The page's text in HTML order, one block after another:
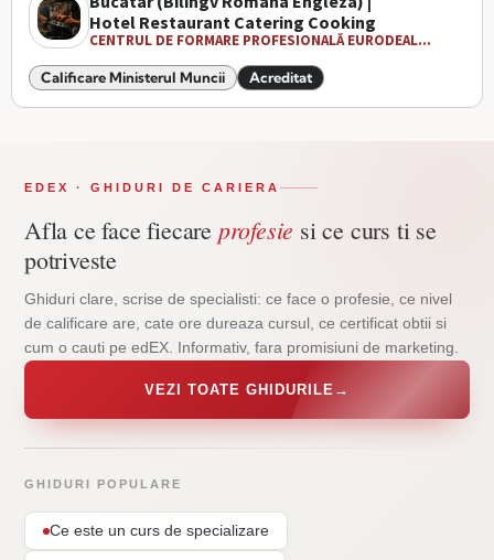
Hotel Restaurant Catering Cooking
CENTRUL DE FORMARE PROFESIONALĂ EURODEAL...
Calificare Ministerul Muncii Acreditat
EDEX · GHIDURI DE CARIERA
Afla ce face fiecare profesie si ce curs ti se
potriveste
Ghiduri clare, scrise de specialisti: ce face o profesie, ce nivel
de calificare are, cate ore dureaza cursul, ce certificat obtii si
cum o cauti pe edEX. Informativ, fara promisiuni de marketing.
VEZI TOATE GHIDURILE →
GHIDURI POPULARE
Ce este un curs de specializare